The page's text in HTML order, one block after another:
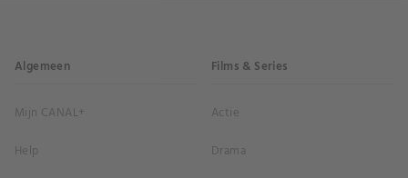
Algemeen
Mijn CANAL+
Help
Films & Series
Actie
Drama